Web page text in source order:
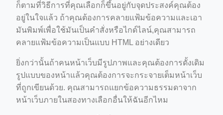
crew-neck-navy-blue/
feed-calculator
ก็ตามที่วิธีการที่คุณเลือกก็ขึ้นอยู่กับจุดประสงค์คุณต้อง
อยู่ในใจแล้ว ถ้าคุณต้องการคลายแฟ้มข้อความและเอา
มันพิมพ์เพื่อใช้มันเป็นคำสั่งหรือไกด์ไลน์,คุณสามารถ
คลายแฟ้มข้อความเป็นแบบ HTML อย่างเดียว
ยิ่งกว่านั้นถ้าคนหน้าเว็บมีรูปภาพและคุณต้องการดั้งเดิม
รูปแบบของหน้าแล้วคุณต้องการจะกระจายเต็มหน้าเว็บ
ที่ถูกเขียนด้วย. คุณสามารถแยกข้อความธรรมดาจาก
หน้าเว็บภายในสองทางเลือกอื่นให้ฉันอีกไหม